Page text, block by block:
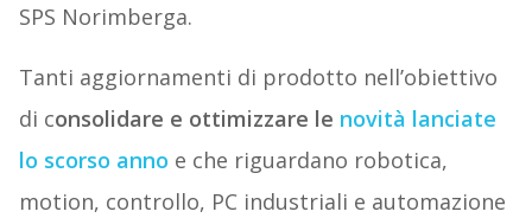
SPS Norimberga.
Tanti aggiornamenti di prodotto nell’obiettivo
di consolidare e ottimizzare le novità lanciate
lo scorso anno e che riguardano robotica,
motion, controllo, PC industriali e automazione